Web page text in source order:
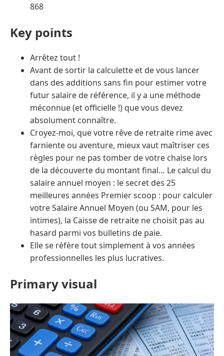
868
Key points
Arrêtez tout !
Avant de sortir la calculette et de vous lancer
dans des additions sans fin pour estimer votre
futur salaire de référence, il y a une méthode
méconnue (et officielle !) que vous devez
absolument connaître.
Croyez-moi, que votre rêve de retraite rime avec
farniente ou aventure, mieux vaut maîtriser ces
règles pour ne pas tomber de votre chaise lors
de la découverte du montant final… Le calcul du
salaire annuel moyen : le secret des 25
meilleures années Premier scoop : pour calculer
votre Salaire Annuel Moyen (ou SAM, pour les
intimes), la Caisse de retraite ne choisit pas au
hasard parmi vos bulletins de paie.
Elle se réfère tout simplement à vos années
professionnelles les plus lucratives.
Primary visual